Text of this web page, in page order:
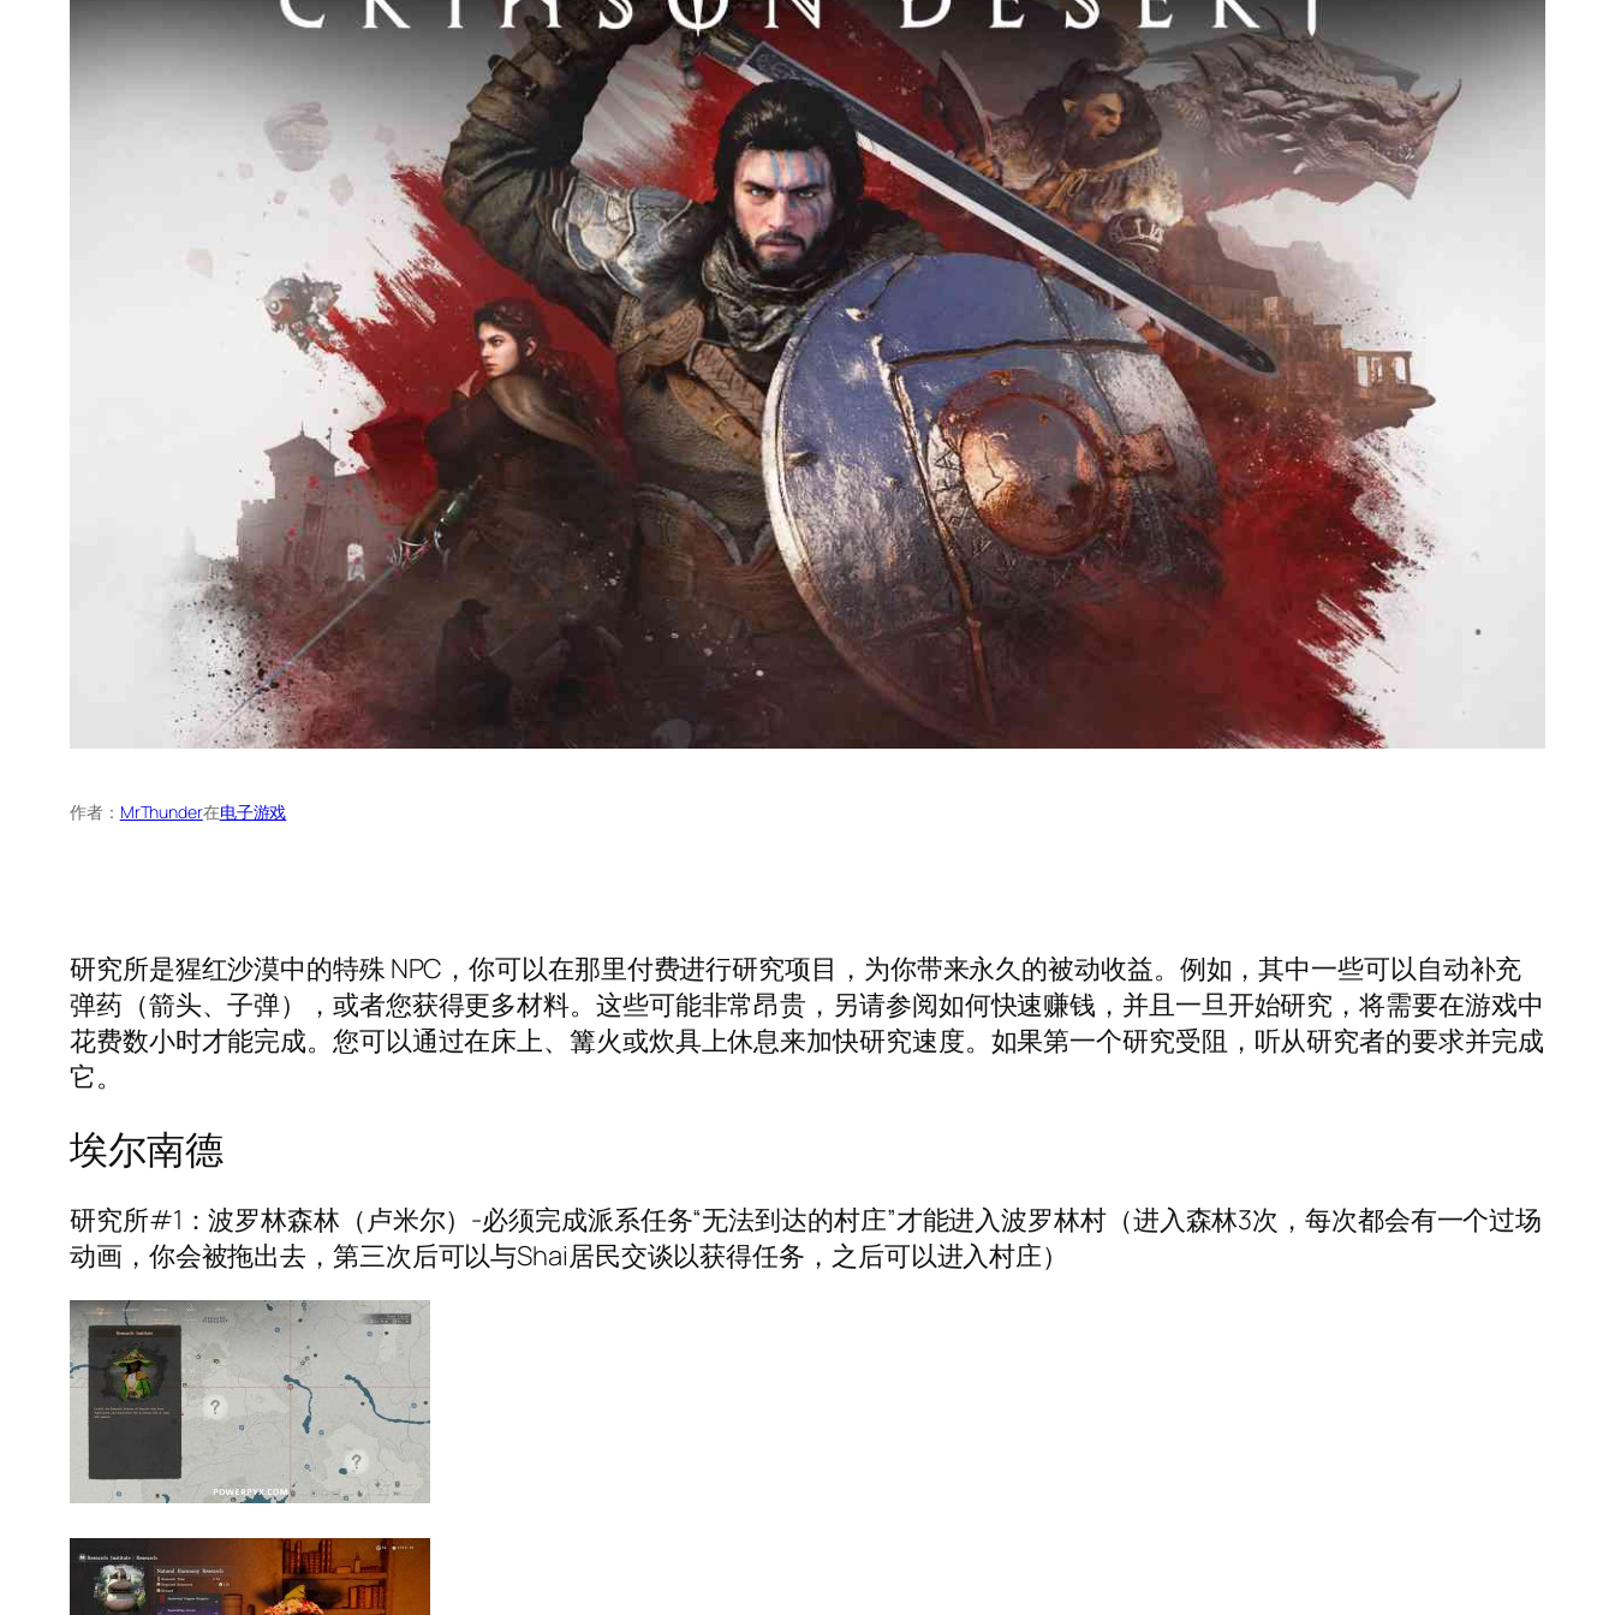
作者： MrThunder在电子游戏
研究所是猩红沙漠中的特殊 NPC，你可以在那里付费进行研究项目，为你带来永久的被动收益。例如，其中一些可以自动补充
弹药（箭头、子弹），或者您获得更多材料。这些可能非常昂贵，另请参阅如何快速赚钱，并且一旦开始研究，将需要在游戏中
花费数小时才能完成。您可以通过在床上、篝火或炊具上休息来加快研究速度。如果第一个研究受阻，听从研究者的要求并完成
它。
埃尔南德
研究所#1：波罗林森林（卢米尔）-必须完成派系任务“无法到达的村庄”才能进入波罗林村（进入森林3次，每次都会有一个过场
动画，你会被拖出去，第三次后可以与Shai居民交谈以获得任务，之后可以进入村庄）